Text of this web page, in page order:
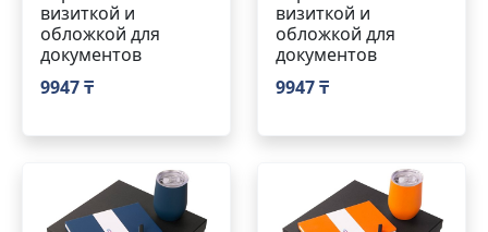
визиткой и
обложкой для
документов
9947 ₸
визиткой и
обложкой для
документов
9947 ₸